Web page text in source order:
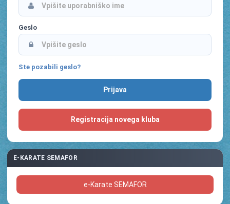
Geslo
Ste pozabili geslo?
Registracija novega kluba
E-KARATE SEMAFOR
e-Karate SEMAFOR